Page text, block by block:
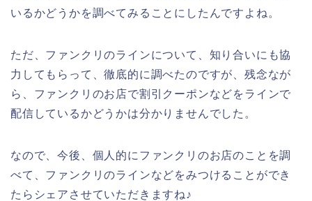
いるかどうかを調べてみることにしたんですよね。
ただ、ファンクリのラインについて、知り合いにも協
力してもらって、徹底的に調べたのですが、残念なが
ら、ファンクリのお店で割引クーポンなどをラインで
配信しているかどうかは分かりませんでした。
なので、今後、個人的にファンクリのお店のことを調
べて、ファンクリのラインなどをみつけることができ
たらシェアさせていただきますね♪